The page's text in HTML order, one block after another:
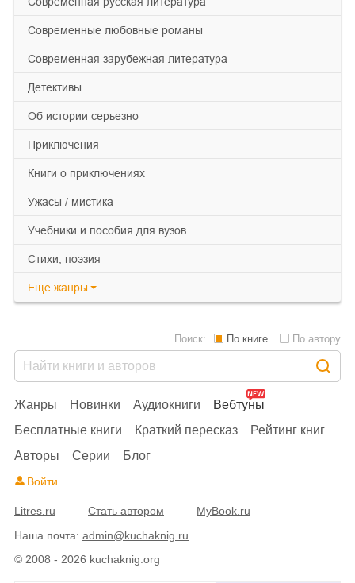
современные любовные романы
современная зарубежная литература
детективы
об истории серьезно
приключения
книги о приключениях
ужасы / мистика
учебники и пособия для вузов
cтихи, поэзия
Еще жанры
© 2008 - 2026 kuchaknig.org
Жанры Новинки Аудиокниги
Вебтуны
Бесплатные книги
Краткий пересказ
Рейтинг книг
Авторы
Серии Блог
Поиск: По книге По автору
Войти
Litres.ru Стать автором
MyBook.ru
Наша почта: admin@kuchaknig.ru